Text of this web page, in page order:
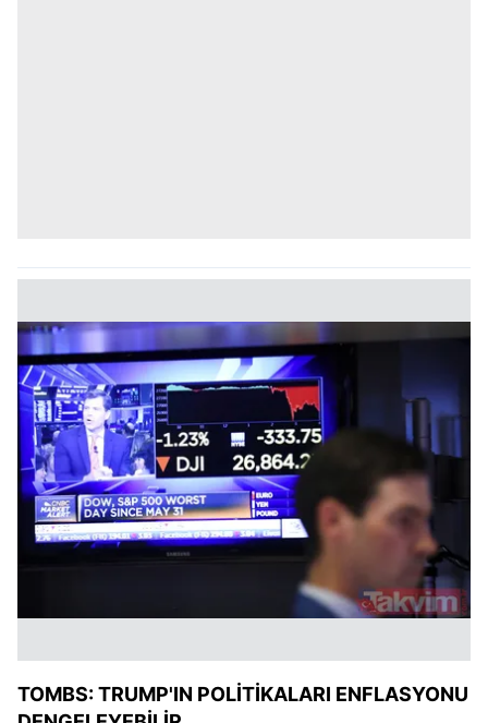
TOMBS: TRUMP'IN POLİTİKALARI ENFLASYONU